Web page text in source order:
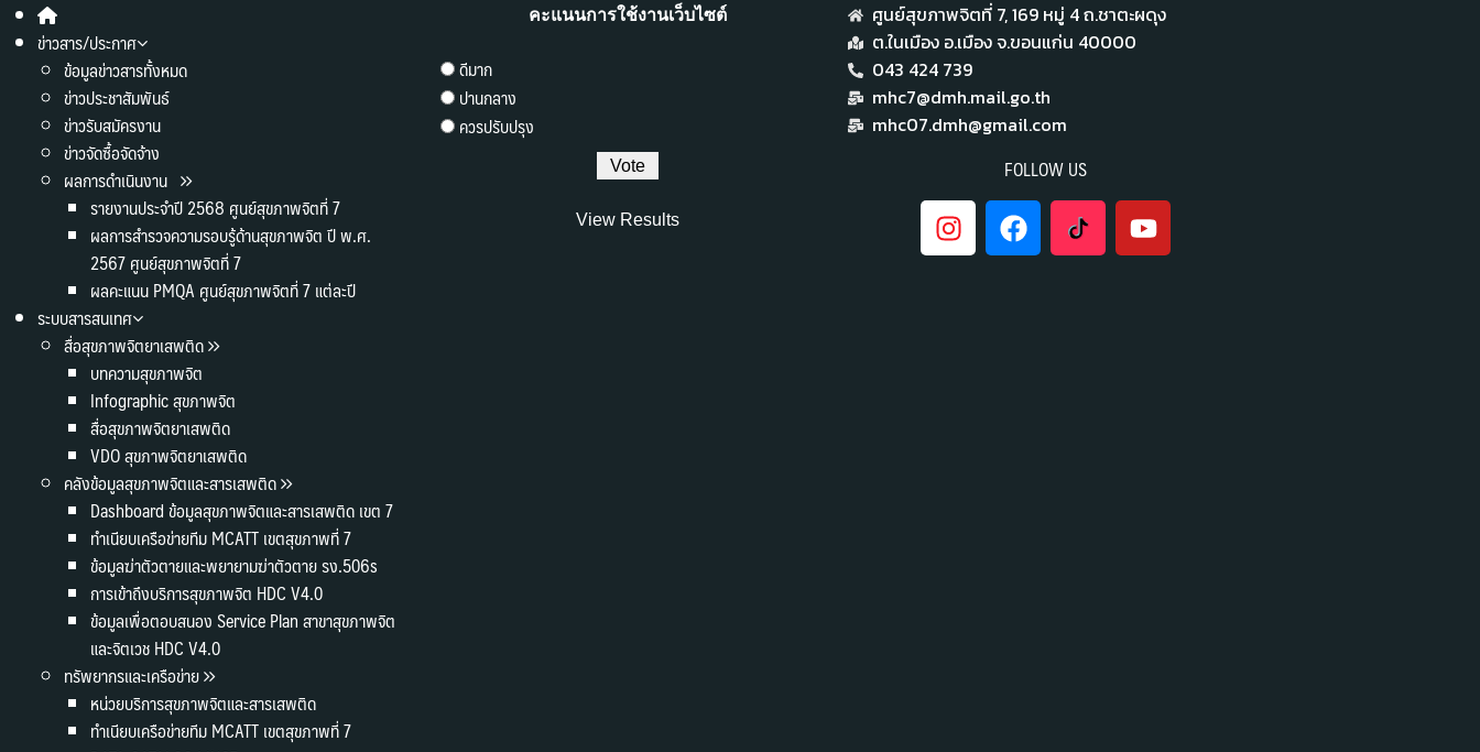
ข่าวสาร/ประกาศ
ข้อมูลข่าวสารทั้งหมด
ข่าวประชาสัมพันธ์
ข่าวรับสมัครงาน
ข่าวจัดซื้อจัดจ้าง
ผลการดำเนินงาน
รายงานประจำปี 2568 ศูนย์สุขภาพจิตที่ 7
ผลการสำรวจความรอบรู้ด้านสุขภาพจิต ปี พ.ศ.
2567 ศูนย์สุขภาพจิตที่ 7
ผลคะแนน PMQA ศูนย์สุขภาพจิตที่ 7 แต่ละปี
ระบบสารสนเทศ
สื่อสุขภาพจิตยาเสพติด
บทความสุขภาพจิต
Infographic สุขภาพจิต
สื่อสุขภาพจิตยาเสพติด
VDO สุขภาพจิตยาเสพติด
คลังข้อมูลสุขภาพจิตและสารเสพติด
Dashboard ข้อมูลสุขภาพจิตและสารเสพติด เขต 7
ทำเนียบเครือข่ายทีม MCATT เขตสุขภาพที่ 7
ข้อมูลฆ่าตัวตายและพยายามฆ่าตัวตาย รง.506s
การเข้าถึงบริการสุขภาพจิต HDC V4.0
ข้อมูลเพื่อตอบสนอง Service Plan สาขาสุขภาพจิต
และจิตเวช HDC V4.0
ทรัพยากรและเครือข่าย
หน่วยบริการสุขภาพจิตและสารเสพติด
ทำเนียบเครือข่ายทีม MCATT เขตสุขภาพที่ 7
คะแนนการใช้งานเว็บไซต์
ดีมาก
ปานกลาง
ควรปรับปรุง
View Results
ศูนย์สุขภาพจิตที่ 7,​ 169 หมู่ 4 ถ.ชาตะผดุง
ต.ในเมือง อ.เมือง จ.ขอนแก่น 40000
043 424 739
mhc7@dmh.mail.go.th
mhc07.dmh@gmail.com
FOLLOW US